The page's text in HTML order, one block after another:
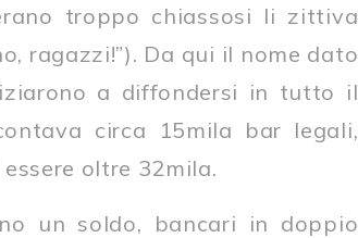
troppo chiassosi li zittiva
ragazzi!”). Da qui il nome dato
a diffondersi in tutto il
circa 15mila bar legali,
oltre 32mila.
un soldo, bancari in doppio